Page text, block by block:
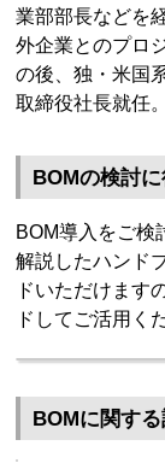
業部部長などを
外企業とのプロ
の後、独・米国
取締役社長就任
BOMの検討
BOM導入をご検
解説したハンド
ドいただけます
ドしてご活用く
BOMに関す